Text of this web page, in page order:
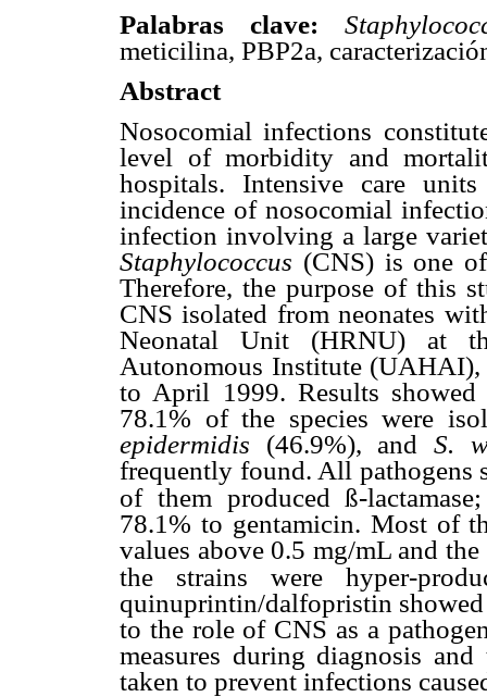
Palabras clave:
meticilina, PBP2a,
Abstract
Nosocomial infections
level of morbidity and
hospitals. Intensive care
incidence of nosocomial
infection involving a large
Staphylococcus (CNS) is one
Therefore, the purpose of this
CNS isolated from neonates
Neonatal Unit (HRNU) at
Autonomous Institute (UAHAI),
to April 1999. Results
78.1% of the species were
epidermidis (46.9%), andS.
frequently found. All pathogens
of them produced ß-
78.1% to gentamicin. Most of
values above 0.5 mg/mL and
the strains were hyper-
quinuprintin/dalfopristin
to the role of CNS as a
measures during diagnosis
taken to prevent infections